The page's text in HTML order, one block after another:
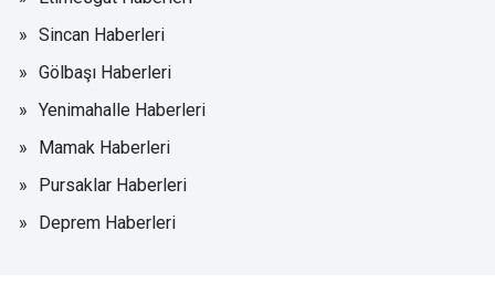
Sincan Haberleri
Gölbaşı Haberleri
Yenimahalle Haberleri
Mamak Haberleri
Pursaklar Haberleri
Deprem Haberleri